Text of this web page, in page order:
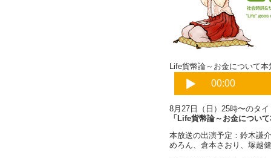
Life貨幣論～お金について
8月27日（日）25時〜のタイ
「Life貨幣論～お金につい
本放送の出演予定：鈴木謙
めろん、倉本さおり、塚越